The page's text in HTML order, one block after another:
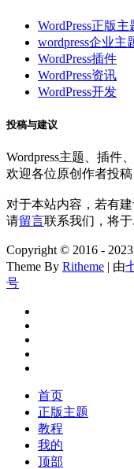
WordPress正版主
wordpress企业主
WordPress插件
WordPress资讯
WordPress开发
投稿与建议
Wordpress主题、插件
欢迎各位原创作者投稿
对于本站内容，若有建
请留言联系我们，将于
Copyright © 2016 - 2023
Theme By Ritheme | 由
号
首页
正版主题
教程
我的
顶部